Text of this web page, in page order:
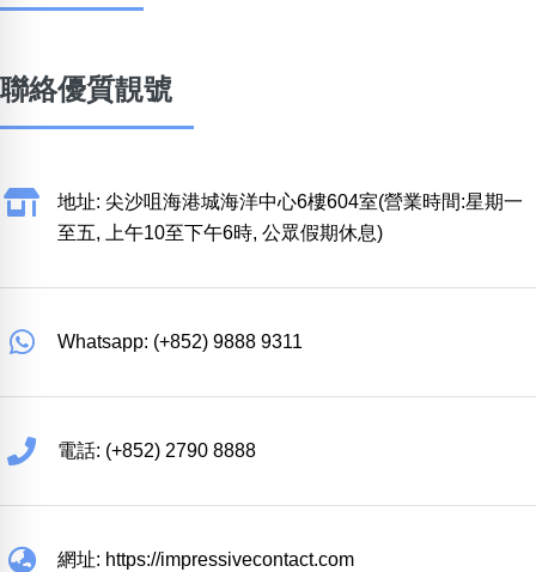
聯絡優質靚號
地址: 尖沙咀海港城海洋中心6樓604室(營業時間:星期一
至五, 上午10至下午6時, 公眾假期休息)
Whatsapp: (+852) 9888 9311
電話: (+852) 2790 8888
網址: https://impressivecontact.com